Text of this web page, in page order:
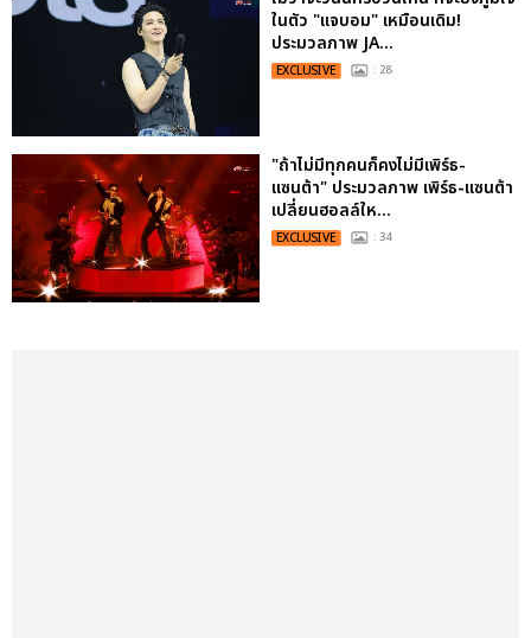
ในตัว "แจบอม" เหมือนเดิม!
ประมวลภาพ JA...
EXCLUSIVE : 28
"ถ้าไม่มีทุกคนก็คงไม่มีเพิร์ธ-
แซนต้า" ประมวลภาพ เพิร์ธ-แซนต้า
เปลี่ยนฮอลล์ให...
EXCLUSIVE : 34